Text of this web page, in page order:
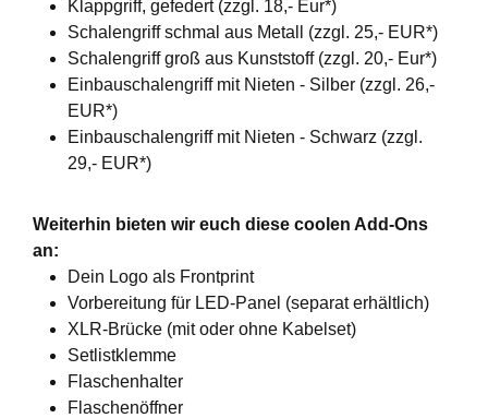
Klappgriff, gefedert (zzgl. 18,- Eur*)
Schalengriff schmal aus Metall (zzgl. 25,- EUR*)
Schalengriff groß aus Kunststoff (zzgl. 20,- Eur*)
Einbauschalengriff mit Nieten - Silber (zzgl. 26,-
EUR*)
Einbauschalengriff mit Nieten - Schwarz (zzgl.
29,- EUR*)
Weiterhin bieten wir euch diese coolen Add-Ons
an:
Dein Logo als Frontprint
Vorbereitung für LED-Panel (separat erhältlich)
XLR-Brücke (mit oder ohne Kabelset)
Setlistklemme
Flaschenhalter
Flaschenöffner